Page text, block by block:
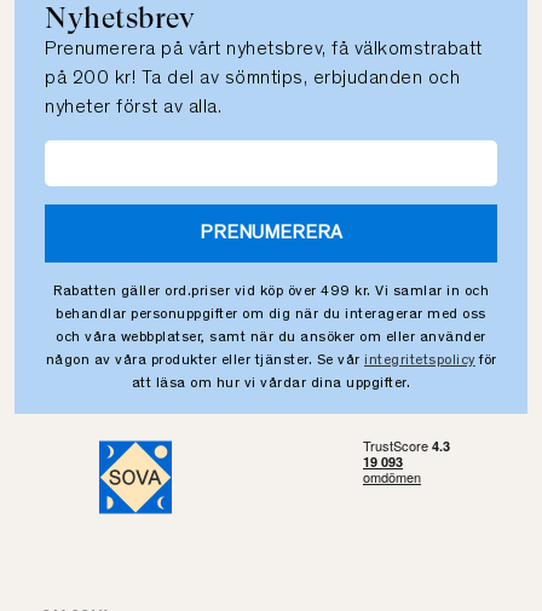
Nyhetsbrev
Prenumerera på vårt nyhetsbrev, få välkomstrabatt
på 200 kr! Ta del av sömntips, erbjudanden och
nyheter först av alla.
PRENUMERERA
Rabatten gäller ord.priser vid köp över 499 kr. Vi samlar in och
behandlar personuppgifter om dig när du interagerar med oss
och våra webbplatser, samt när du ansöker om eller använder
någon av våra produkter eller tjänster. Se vår integritetspolicy för
att läsa om hur vi vårdar dina uppgifter.